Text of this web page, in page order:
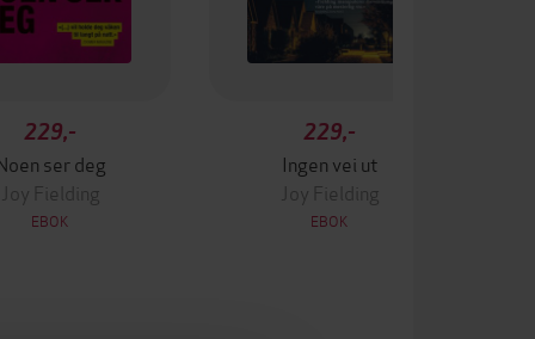
229,-
ser deg
Joy Fielding
EBOK
229,-
Ingen vei ut
Joy Fielding
EBOK